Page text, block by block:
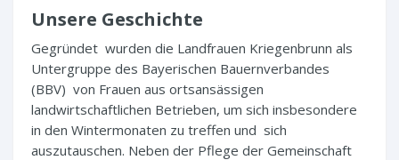
Unsere Geschichte
Gegründet wurden die Landfrauen Kriegenbrunn als
Untergruppe des Bayerischen Bauernverbandes
(BBV) von Frauen aus ortsansässigen
landwirtschaftlichen Betrieben, um sich insbesondere
in den Wintermonaten zu treffen und sich
auszutauschen. Neben der Pflege der Gemeinschaft